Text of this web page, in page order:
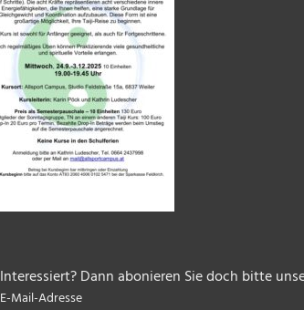
Interessiert? Dann abonieren Sie doch bitte
E-Mail-Adresse